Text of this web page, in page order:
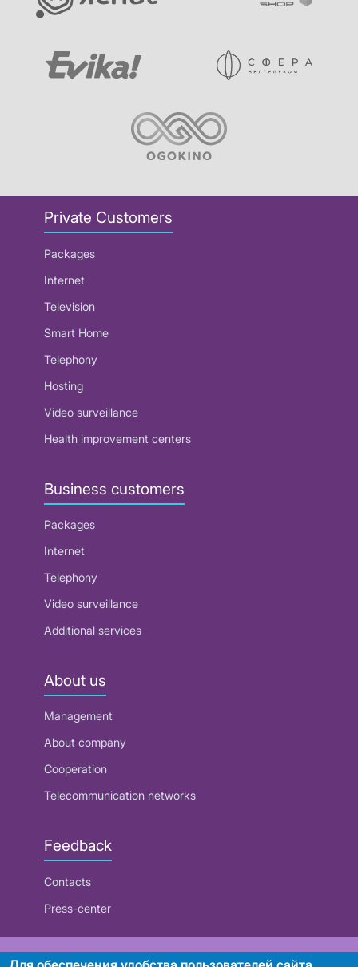
Private Customers
Packages
Internet
Television
Smart Home
Telephony
Hosting
Video surveillance
Health improvement centers
Business customers
Packages
Internet
Telephony
Video surveillance
Additional services
About us
Management
About company
Cooperation
Telecommunication networks
Feedback
Contacts
Press-center
RUE "Beltelecom"